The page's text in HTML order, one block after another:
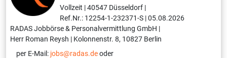
Vollzeit |40547 Düsseldorf |
Ref.Nr.: 12254-1-232371-S |05.08.2026
RADAS Jobbörse & Personalvermittlung GmbH |
Herr Roman Reysh | Kolonnenstr. 8, 10827 Berlin
per E-Mail: jobs@radas.deoder